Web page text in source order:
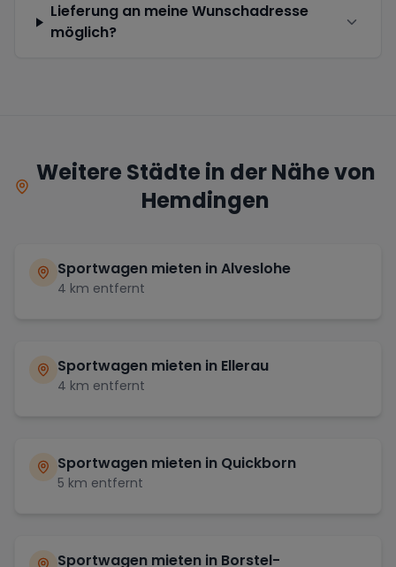
Lieferung an meine Wunschadresse
möglich?
Weitere Städte in der Nähe von
Hemdingen
Sportwagen mieten inAlveslohe
4 km entfernt
Sportwagen mieten in Ellerau
4 km entfernt
Sportwagen mieten in Quickborn
5 km entfernt
Sportwagen mieten in Borstel-